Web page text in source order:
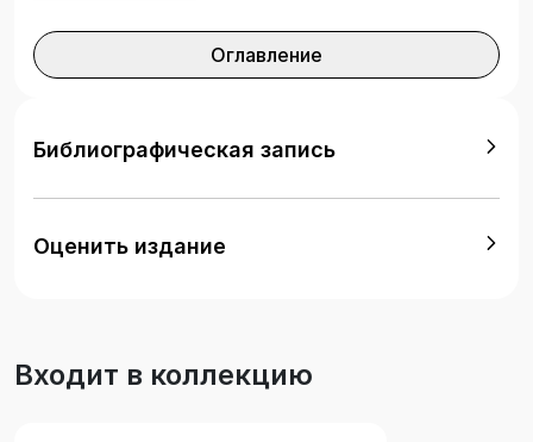
математической статистики; примеры и
задачи, помогающие освоить простейшие
индивидуальные задания по каждому разделу;
студентов, магистрантов и аспирантов,
обучающихся по направлению «Психология»,
«Социология» и ряду смежных
Оглавление
Библиографическая запись
Оценить издание
Входит в коллекцию